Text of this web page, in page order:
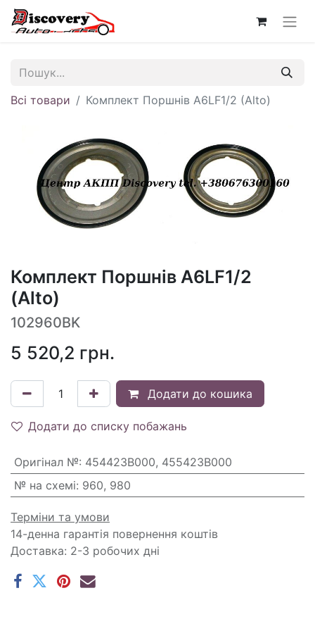
Всі товари Комплект Поршнів A6LF1/2 (Alto)
Комплект Поршнів A6LF1/2
(Alto)
102960BK
5 520,2 грн.
Додати до кошика
Додати до списку побажань
Оригінал №: 454423B000, 455423B000
№ на схемі: 960, 980
Терміни та умови
14-денна гарантія повернення коштів
Доставка: 2-3 робочих дні